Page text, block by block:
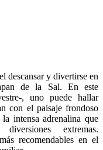
descansar y divertirse en
de la Sal. En este
, uno puede hallar
con el paisaje frondoso
intensa adrenalina que
extremas.
recomendables en el